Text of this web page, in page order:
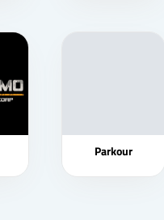
Parkour